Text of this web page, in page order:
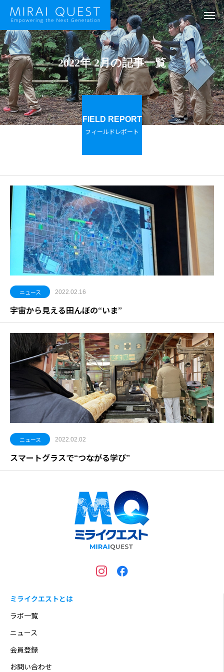
2022年 2月の記事一覧
FIELD REPORT
フィールドレポート
ニュース 2022.02.16
宇宙から見える田んぼの“いま”
ニュース 2022.02.02
スマートグラスで“つながる学び”
ミライクエストとは
ラボ一覧
ニュース
会員登録
お問い合わせ